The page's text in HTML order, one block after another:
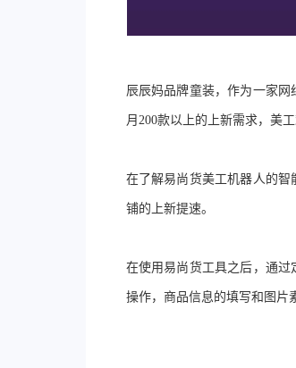
辰辰妈品牌童装，作为一家
月 200款以上的上新需求，美
在了解易尚货美工机器人的智
铺的上新提速。
在使用易尚货工具之后，通
操作，商品信息的填写和图片